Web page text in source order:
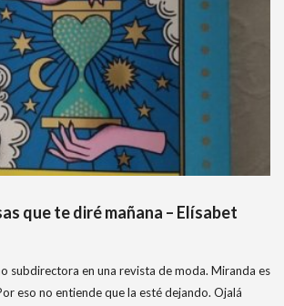
que te diré mañana – Elísabet
subdirectora en una revista de moda. Miranda es
eso no entiende que la esté dejando. Ojalá